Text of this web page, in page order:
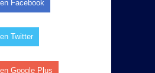
Facebook
Twitter
Google Plus